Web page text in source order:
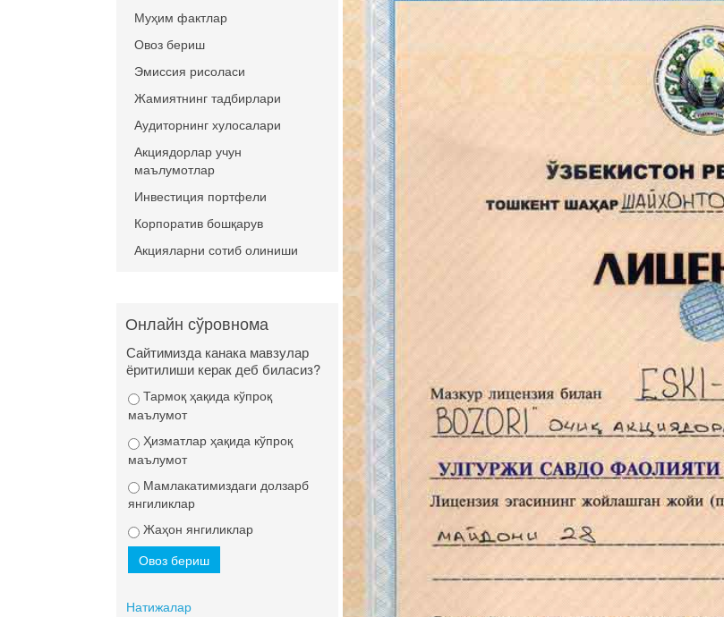
Муҳим фактлар
Овоз бериш
Эмиссия рисоласи
Жамиятнинг тадбирлари
Аудиторнинг хулосалари
Акциядорлар учун
маълумотлар
Инвестиция портфели
Корпоратив бошқарув
Акцияларни сотиб олиниши
Онлайн сўровнома
Сайтимизда канака мавзулар
ёритилиши керак деб биласиз?
Тармоқ ҳақида кўпроқ
маълумот
Ҳизматлар ҳақида кўпроқ
маълумот
Мамлакатимиздаги долзарб
янгиликлар
Жаҳон янгиликлар
Натижалар